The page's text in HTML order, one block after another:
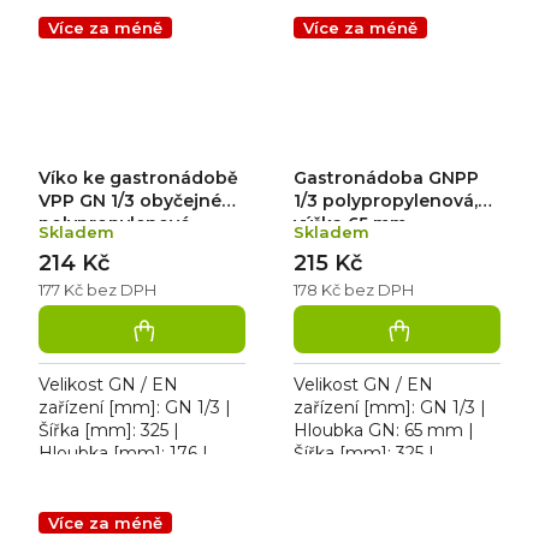
L
Více za méně
Víko ke gastronádobě
VPP GN 1/3 obyčejné
polypropylenové
Skladem
177 Kč bez DPH
214 Kč
Velikost GN / EN
zařízení [mm]: GN 1/3 |
Šířka [mm]: 325 |
Hloubka [mm]: 176 |
Více za méně
Gastronádoba GNPP
1/3 polypropylenová,
výška 65 mm
Skladem
178 Kč bez DPH
215 Kč
Velikost GN / EN
zařízení [mm]: GN 1/3 |
Hloubka GN: 65 mm |
Šířka [mm]: 325 |
Více za méně